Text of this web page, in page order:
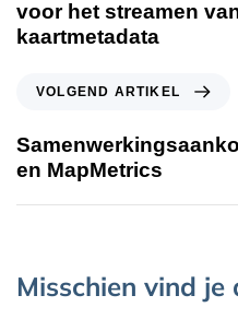
voor het streamen
kaartmetadata
VOLGEND ARTIKEL
en MapMetrics
Misschien vind je